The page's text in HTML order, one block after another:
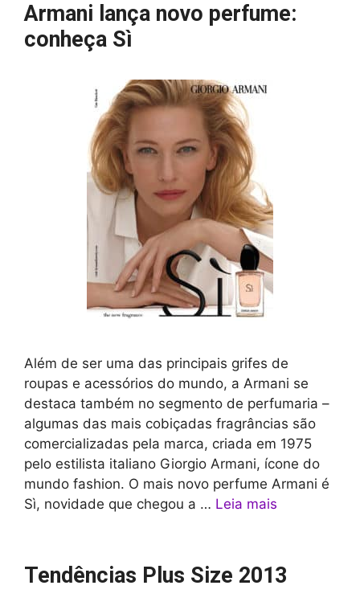
Armani lança novo perfume:
conheça Sì
Além de ser uma das principais grifes de
roupas e acessórios do mundo, a Armani se
destaca também no segmento de perfumaria –
algumas das mais cobiçadas fragrâncias são
comercializadas pela marca, criada em 1975
pelo estilista italiano Giorgio Armani, ícone do
mundo fashion. O mais novo perfume Armani é
Sì, novidade que chegou a … Leia mais
Tendências Plus Size 2013